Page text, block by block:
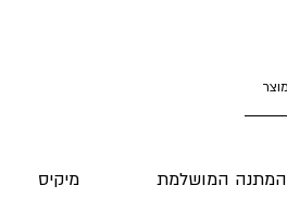
מיקיס המתנה המושלמת